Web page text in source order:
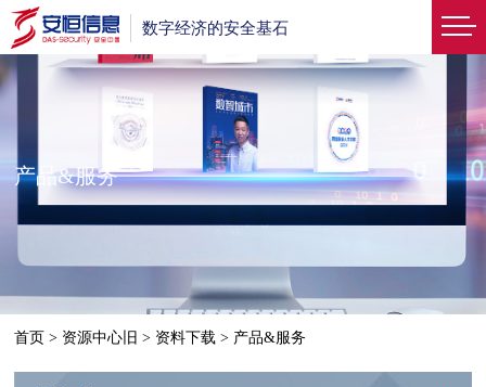
数字经济的安全基石
产品&服务
首页 > 资源中心旧 > 资料下载 > 产品&服务